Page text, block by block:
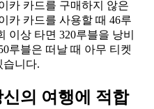
카 카드를 구매하지 않은
카 카드를 사용할 때 46루
이상 타면 320루블을 낭비
루블은 떠날 때 아무 티켓
습니다.
의 여행에 적합